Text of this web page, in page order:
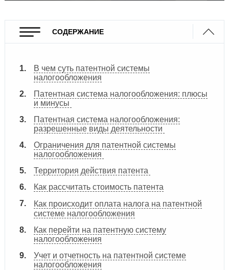
СОДЕРЖАНИЕ
В чем суть патентной системы
налогообложения
Патентная система налогообложения: плюсы
и минусы
Патентная система налогообложения:
разрешенные виды деятельности
Ограничения для патентной системы
налогообложения
Территория действия патента
Как рассчитать стоимость патента
Как происходит оплата налога на патентной
системе налогообложения
Как перейти на патентную систему
налогообложения
Учет и отчетность на патентной системе
налогообложения